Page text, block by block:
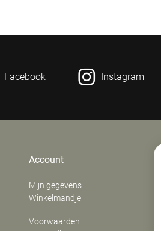
Facebook Instagram
Account
Mijn gegevens
Winkelmandje
Voorwaarden